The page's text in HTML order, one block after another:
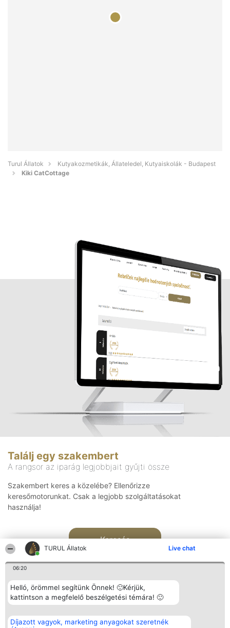
TURUL Állatok Live chat
06:20
Helló, örömmel segítünk Önnek! 🙂Kérjük,
kattintson a megfelelő beszélgetési témára! 🙂
Díjazott vagyok, marketing anyagokat szeretnék
Turul Állatok
Kutyakozmetikák, Állateledel, Kutyaiskolák - Budapest
Kiki CatCottage
Találj egy szakembert
A rangsor az iparág legjobbjait gyűjti össze
Szakembert keres a közelébe? Ellenőrizze
keresőmotorunkat. Csak a legjobb szolgáltatásokat
használja!
Keresés
Rangsorszervező
SC Beautiful Company S.R.L.
Népszavazás
Nyertesek
Elérhetőség
Elérhetőség